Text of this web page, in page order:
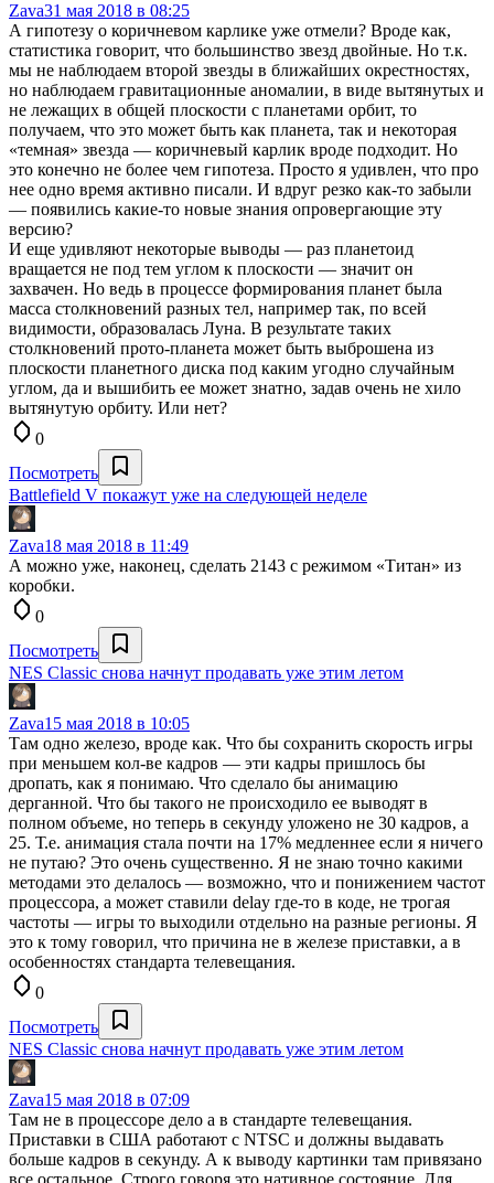
Zava31 мая 2018 в 08:25
А гипотезу о коричневом карлике уже отмели? Вроде как,
статистика говорит, что большинство звезд двойные. Но т.к.
мы не наблюдаем второй звезды в ближайших окрестностях,
но наблюдаем гравитационные аномалии, в виде вытянутых и
не лежащих в общей плоскости с планетами орбит, то
получаем, что это может быть как планета, так и некоторая
«темная» звезда — коричневый карлик вроде подходит. Но
это конечно не более чем гипотеза. Просто я удивлен, что про
нее одно время активно писали. И вдруг резко как-то забыли
— появились какие-то новые знания опровергающие эту
версию?
И еще удивляют некоторые выводы — раз планетоид
вращается не под тем углом к плоскости — значит он
захвачен. Но ведь в процессе формирования планет была
масса столкновений разных тел, например так, по всей
видимости, образовалась Луна. В результате таких
столкновений прото-планета может быть выброшена из
плоскости планетного диска под каким угодно случайным
углом, да и вышибить ее может знатно, задав очень не хило
вытянутую орбиту. Или нет?
0
Посмотреть
Battlefield V покажут уже на следующей неделе
Zava18 мая 2018 в 11:49
А можно уже, наконец, сделать 2143 с режимом «Титан» из
коробки.
0
Посмотреть
NES Classic снова начнут продавать уже этим летом
Zava15 мая 2018 в 10:05
Там одно железо, вроде как. Что бы сохранить скорость игры
при меньшем кол-ве кадров — эти кадры пришлось бы
дропать, как я понимаю. Что сделало бы анимацию
дерганной. Что бы такого не происходило ее выводят в
полном объеме, но теперь в секунду уложено не 30 кадров, а
25. Т.е. анимация стала почти на 17% медленнее если я ничего
не путаю? Это очень существенно. Я не знаю точно какими
методами это делалось — возможно, что и понижением частот
процессора, а может ставили delay где-то в коде, не трогая
частоты — игры то выходили отдельно на разные регионы. Я
это к тому говорил, что причина не в железе приставки, а в
особенностях стандарта телевещания.
0
Посмотреть
NES Classic снова начнут продавать уже этим летом
Zava15 мая 2018 в 07:09
Там не в процессоре дело а в стандарте телевещания.
Приставки в США работают с NTSC и должны выдавать
больше кадров в секунду. А к выводу картинки там привязано
все остальное. Строго говоря это нативное состояние. Для